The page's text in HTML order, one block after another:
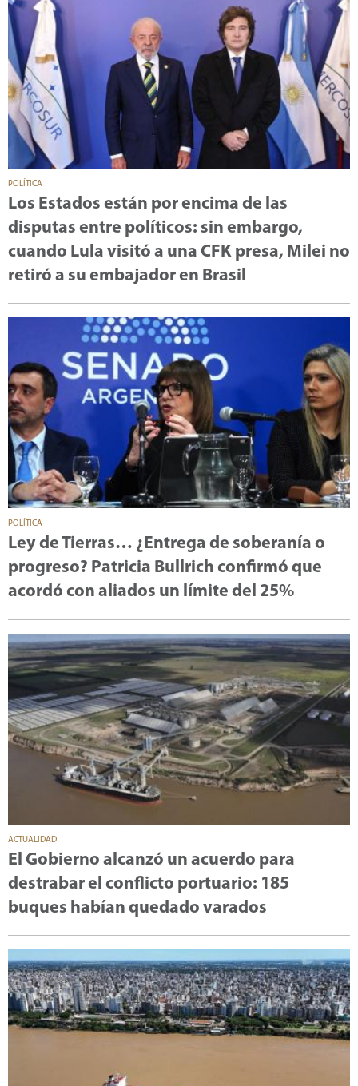
POLÍTICA
Los Estados están por encima de las
disputas entre políticos: sin embargo,
cuando Lula visitó a una CFK presa, Milei no
retiró a su embajador en Brasil
POLÍTICA
Ley de Tierras… ¿Entrega de soberanía o
progreso? Patricia Bullrich confirmó que
acordó con aliados un límite del 25%
ACTUALIDAD
El Gobierno alcanzó un acuerdo para
destrabar el conflicto portuario: 185
buques habían quedado varados